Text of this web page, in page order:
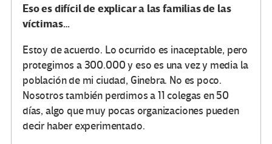
Eso es difícil de explicar a las familias de las
víctimas…
Estoy de acuerdo. Lo ocurrido es inaceptable, pero
protegimos a 300.000 y eso es una vez y media la
población de mi ciudad, Ginebra. No es poco.
Nosotros también perdimos a 11 colegas en 50
días, algo que muy pocas organizaciones pueden
decir haber experimentado.